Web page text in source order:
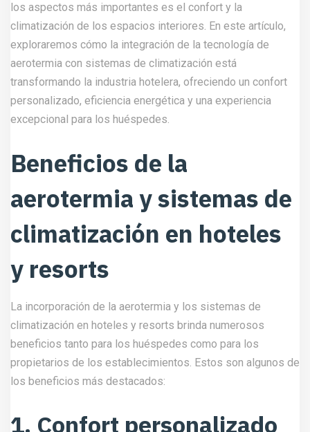
los aspectos más importantes es el confort y la
climatización de los espacios interiores. En este artículo,
exploraremos cómo la integración de la tecnología de
aerotermia con sistemas de climatización está
transformando la industria hotelera, ofreciendo un confort
personalizado, eficiencia energética y una experiencia
excepcional para los huéspedes.
Beneficios de la
aerotermia y sistemas de
climatización en hoteles
y resorts
La incorporación de la aerotermia y los sistemas de
climatización en hoteles y resorts brinda numerosos
beneficios tanto para los huéspedes como para los
propietarios de los establecimientos. Estos son algunos de
los beneficios más destacados:
1. Confort personalizado